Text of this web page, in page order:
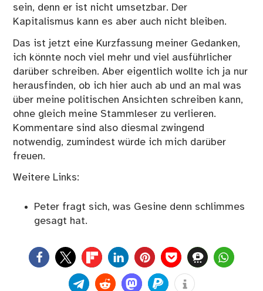
sein, denn er ist nicht umsetzbar. Der
Kapitalismus kann es aber auch nicht bleiben.
Das ist jetzt eine Kurzfassung meiner Gedanken,
ich könnte noch viel mehr und viel ausführlicher
darüber schreiben. Aber eigentlich wollte ich ja nur
herausfinden, ob ich hier auch ab und an mal was
über meine politischen Ansichten schreiben kann,
ohne gleich meine Stammleser zu verlieren.
Kommentare sind also diesmal zwingend
notwendig, zumindest würde ich mich darüber
freuen.
Weitere Links:
Peter fragt sich, was Gesine denn schlimmes
gesagt hat.
0